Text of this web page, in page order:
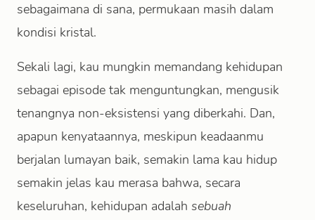
sebagaimana di sana, permukaan masih dalam
kondisi kristal.
Sekali lagi, kau mungkin memandang kehidupan
sebagai episode tak menguntungkan, mengusik
tenangnya non-eksistensi yang diberkahi. Dan,
apapun kenyataannya, meskipun keadaanmu
berjalan lumayan baik, semakin lama kau hidup
semakin jelas kau merasa bahwa, secara
keseluruhan, kehidupan adalah sebuah